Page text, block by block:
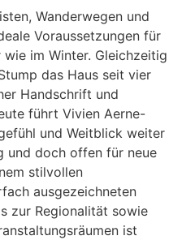
Wanderwegen und
Voraussetzungen für
im Winter. Gleichzeitig
das Haus seit vier
Handschrift und
führt Vivien Aerne-
und Weitblick weiter
und doch offen für neue
stilvollen
ausgezeichneten
zur Regionalität sowie
ist